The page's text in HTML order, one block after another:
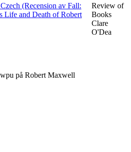
(Recension av Fall:
Life and Death of Robert
Review of
Books
Clare
O'Dea
på Robert Maxwell